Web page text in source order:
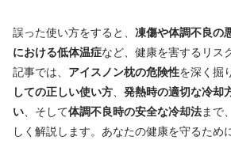
誤った使い方をすると、 凍傷や体調不良の
における低体温症など、健康を害するリス
記事では、 アイスノン枕の危険性を深く掘
しての正しい使い方
発熱時の適切な冷却
い 、そして体調不良時の安全な冷却法まで
しく解説します。あなたの健康を守るため